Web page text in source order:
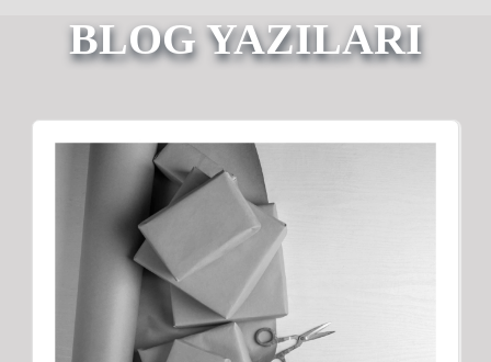
BLOG YAZILARI